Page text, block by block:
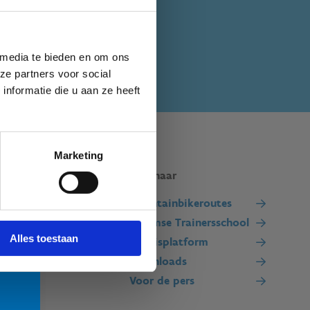
te bieden en om ons
partners voor social
die u aan ze heeft
Marketing
Alles toestaan
•
Snel naar
Mountainbikeroutes
Vlaamse Trainersschool
Kennisplatform
Downloads
Voor de pers